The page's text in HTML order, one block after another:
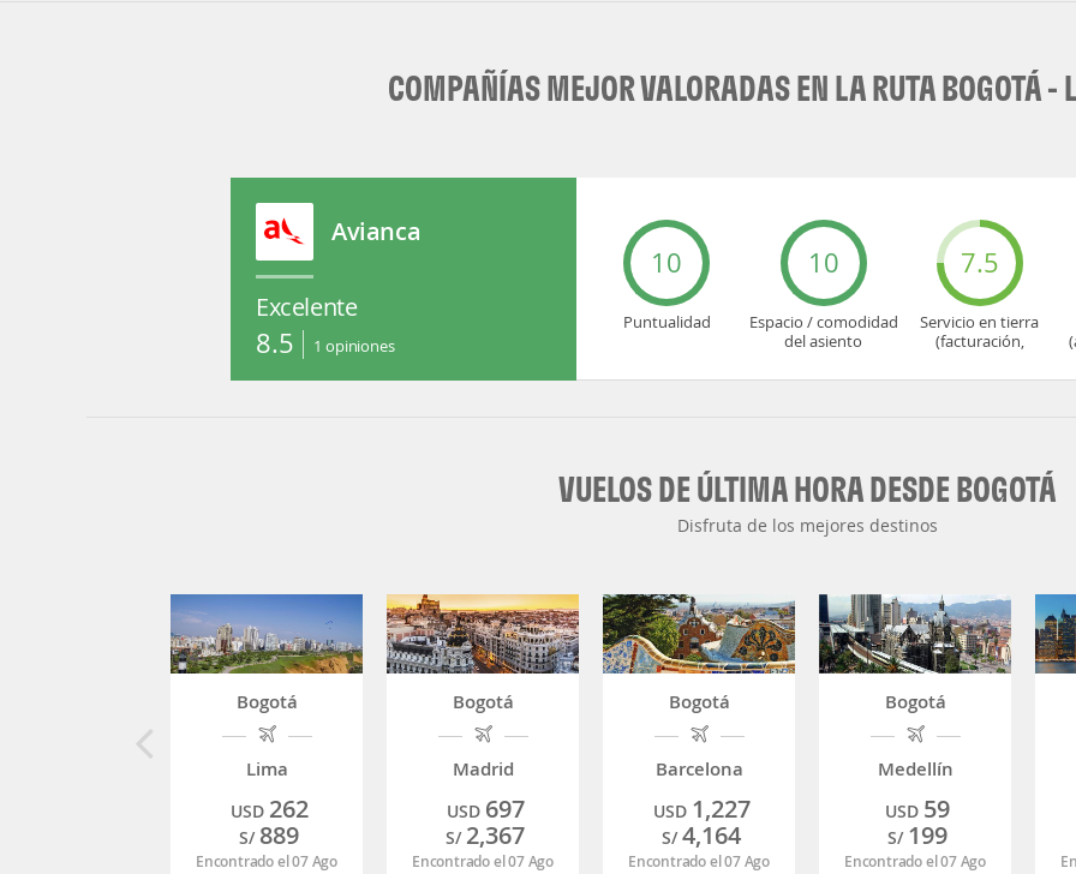
COMPAÑÍAS MEJOR VALORADAS EN LA RUTA BOGOTÁ -
Avianca
Excelente
8.5 1 opiniones
10
Puntualidad
10
Espacio / comodidad
del asiento
7.5
Servicio en tierra
(facturación,
VUELOS DE ÚLTIMA HORA DESDE BOGOTÁ
Disfruta de los mejores destinos
Bogotá
Lima
USD 262
S/ 889
Encontrado el 07 Ago
Bogotá
Madrid
USD 697
S/ 2,367
Encontrado el 07 Ago
Bogotá
Barcelona
USD 1,227
S/ 4,164
Encontrado el 07 Ago
Bogotá
Medellín
USD 59
S/ 199
Encontrado el 07 Ago